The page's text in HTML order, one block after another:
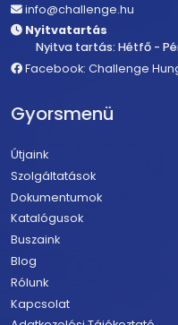
info@challenge.hu
Nyitvatartás
Nyitva tartás: Hétfő -
Facebook: Challenge
Gyorsmenü
Útjaink
Szolgáltatások
Dokumentumok
Katalógusok
Buszaink
Blog
Rólunk
Kapcsolat